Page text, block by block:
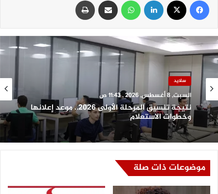
سلايد
السبت, 8 أغسطس, 2026 , 11:43 ص
نتيجة تنسيق المرحلة الأولى 2026.. موعد إعلانها
وخطوات الاستعلام
سلايد
السبت, 8 أغسطس, 2026 , 10:35 ص
محافظات وتعيد مواطنًا إلى أسرته
موضوعات ذات صلة